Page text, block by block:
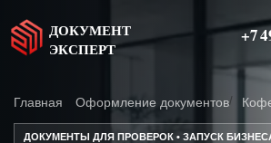
ДОКУМЕНТ
ЭКСПЕРТ
+7
Главная Оформление документов
ДОКУМЕНТЫ ДЛЯ ПРОВЕРОК • ЗАПУСК